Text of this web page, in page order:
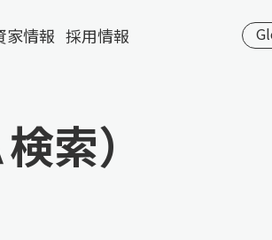
家情報 採用情報
索）